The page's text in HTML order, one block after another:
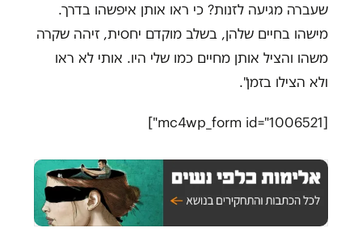
שעברה מגיעה לזנות? כי ראו אותן איפשהו בדרך.
מישהו בחיים שלהן, בשלב מוקדם יחסית, זיהה שקרה
משהו והציל אותן מחיים כמו שלי היו. אותי לא ראו
ולא הצילו בזמן".
[mc4wp_form id="1006521"]